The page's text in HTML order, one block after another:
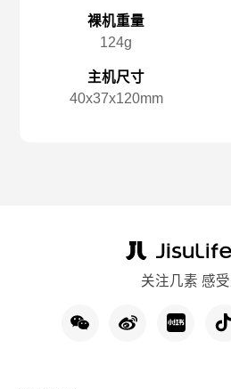
裸机重量
124g
主机尺寸
40x️37x️120mm
关注几素 感